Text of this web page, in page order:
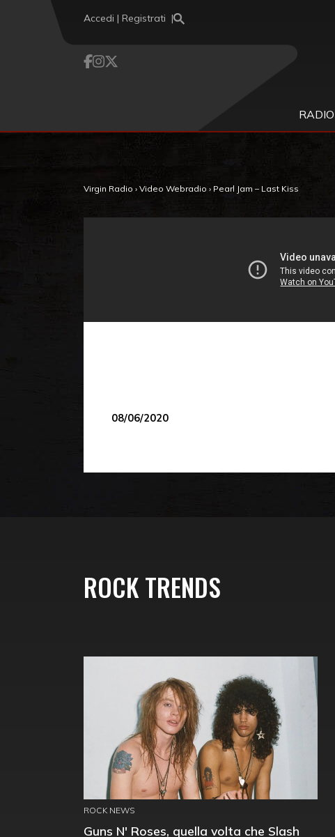
Accedi | Registrati
RADIO
Virgin Radio › Video Webradio › Pearl Jam – Last Kiss
08/06/2020
ROCK TRENDS
ROCK NEWS
Guns N' Roses, quella volta che Slash